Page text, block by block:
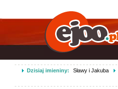
Dzisiaj imieniny: Sławy i Jakuba